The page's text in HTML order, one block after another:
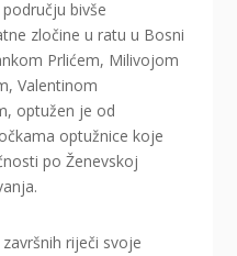
bivše
zločine u ratu u Bosni
Prlićem, Milivojom
Valentinom
optužen je od
optužnice koje
po Ženevskoj
riječi svoje